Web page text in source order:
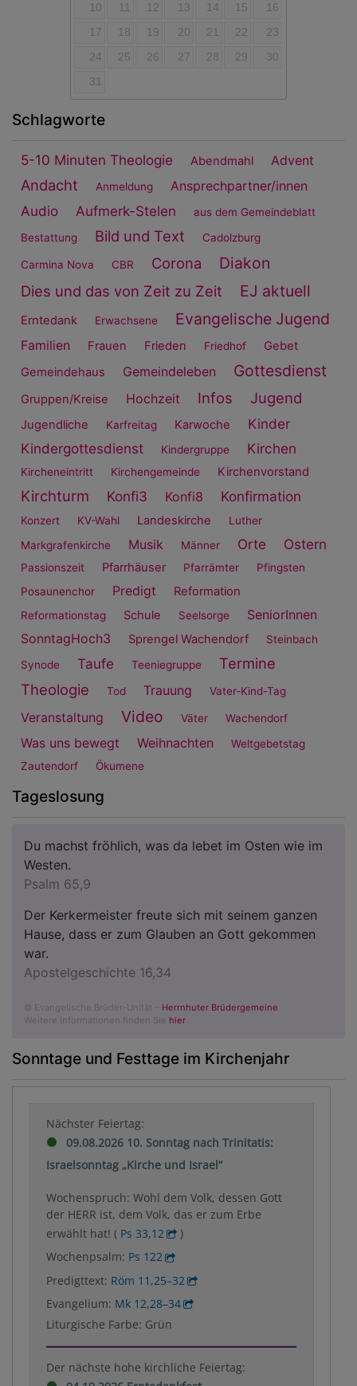
10
11 12 13 14 15
16
17
18 19 20 21 22
23
24
25 26 27 28 29
30
31
Schlagworte
5-10 Minuten Theologie Abendmahl Advent
Andacht Anmeldung Ansprechpartner/innen
Audio Aufmerk-Stelen
aus dem Gemeindeblatt
Bestattung
Bild und Text Cadolzburg
Carmina Nova CBR Corona Diakon
Dies und das von Zeit zu Zeit EJ aktuell
Erntedank Erwachsene Evangelische Jugend
Familien Frauen Frieden Friedhof
Gebet
Gemeindehaus
Gemeindeleben Gottesdienst
Gruppen/Kreise Hochzeit Infos Jugend
Jugendliche Karfreitag Karwoche
Kinder
Kindergottesdienst
Kindergruppe Kirchen
Kircheneintritt Kirchengemeinde Kirchenvorstand
Kirchturm Konfi3 Konfi8 Konfirmation
Konzert KV-Wahl Landeskirche
Luther
Markgrafenkirche
Musik Männer Orte Ostern
Passionszeit Pfarrhäuser Pfarrämter
Pfingsten
Posaunenchor
Predigt Reformation
Reformationstag Schule Seelsorge
SeniorInnen
SonntagHoch3
Sprengel Wachendorf
Steinbach
Synode
Taufe Teeniegruppe
Termine
Theologie
Tod Trauung Vater-Kind-Tag
Veranstaltung Video Väter Wachendorf
Was uns bewegt Weihnachten
Weltgebetstag
Zautendorf
Ökumene
Tageslosung
Du machst fröhlich, was da lebet im Osten wie im
Westen.
Psalm 65,9
Der Kerkermeister freute sich mit seinem ganzen
Hause, dass er zum Glauben an Gott gekommen
war.
Apostelgeschichte 16,34
© Evangelische Brüder-Unität – Herrnhuter Brüdergemeine
Weitere Informationen finden Sie hier .
Sonntage und Festtage im Kirchenjahr
Nächster Feiertag:
09.08.2026 10. Sonntag nach Trinitatis:
Israelsonntag „Kirche und Israel“
Wochenspruch: Wohl dem Volk, dessen Gott
der HERR ist, dem Volk, das er zum Erbe
erwählt hat! ( Ps 33,12
)
Wochenpsalm: Ps 122
Predigttext: Röm 11,25–32
Evangelium: Mk 12,28–34
Liturgische Farbe: Grün
Der nächste hohe kirchliche Feiertag: